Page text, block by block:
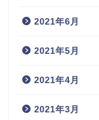
2021年6月
2021年5月
2021年4月
2021年3月